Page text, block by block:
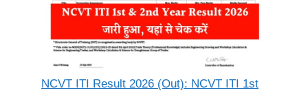
NCVT ITI Result 2026 (Out): NCVT ITI 1st